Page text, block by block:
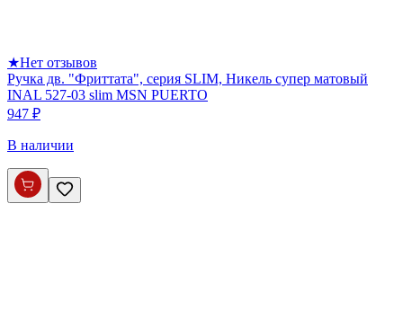
★Нет отзывов
Ручка дв. "Фриттата", серия SLIM, Никель супер матовый
INAL 527-03 slim MSN PUERTO
947 ₽
В наличии